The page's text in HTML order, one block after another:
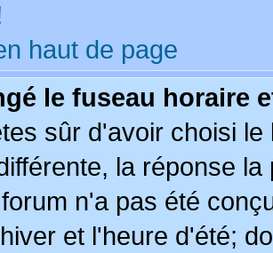
haut de page
le fuseau horaire
sûr d'avoir choisi
la réponse
n'a pas été
et l'heure d'été;